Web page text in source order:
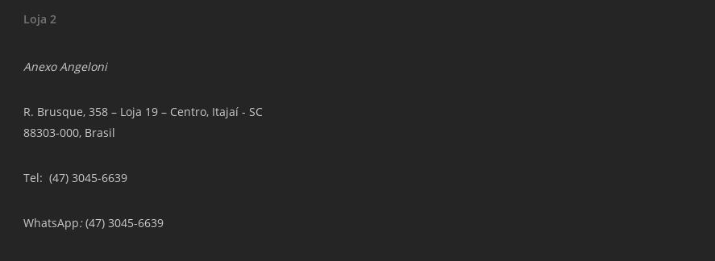
Loja 2
Anexo Angeloni
R. Brusque, 358 – Loja 19 – Centro, Itajaí - SC
88303-000, Brasil
Tel: (47) 3045-6639
WhatsApp:(47) 3045-6639